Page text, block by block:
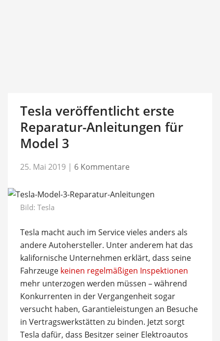
Tesla veröffentlicht erste
Reparatur-Anleitungen für
Model 3
25. Mai 2019 | 6 Kommentare
Bild: Tesla
Tesla macht auch im Service vieles anders als
andere Autohersteller. Unter anderem hat das
kalifornische Unternehmen erklärt, dass seine
Fahrzeuge keinen regelmäßigen Inspektionen
mehr unterzogen werden müssen – während
Konkurrenten in der Vergangenheit sogar
versucht haben, Garantieleistungen an Besuche
in Vertragswerkstätten zu binden. Jetzt sorgt
Tesla dafür, dass Besitzer seiner Elektroautos